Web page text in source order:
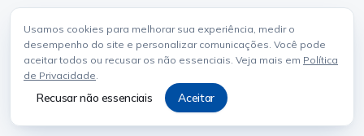
Usamos cookies para melhorar sua experiência, medir o
desempenho do site e personalizar comunicações. Você pode
aceitar todos ou recusar os não essenciais. Veja mais em Política
de Privacidade.
Recusar não essenciais Aceitar